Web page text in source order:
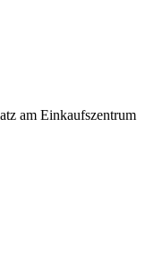
am Einkaufszentrum